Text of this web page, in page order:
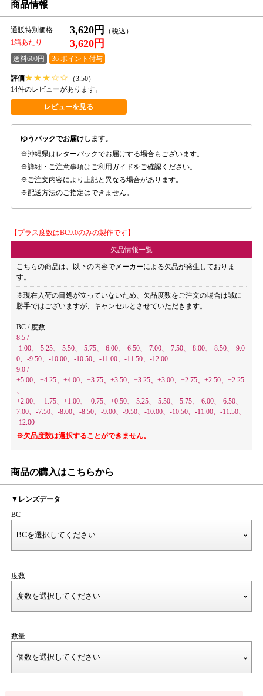
商品情報
通販特別価格 3,620円
1箱あたり 3,620円
送料600円 36 ポイント付与
評価★ ★ ★ ☆ ☆
（3.50）
14件のレビューがあります。
レビューを見る
ゆうパックでお届けします。
沖縄県はレターパックでお届けする場合もございます。
詳細・ご注意事項はご利用ガイドをご確認ください。
ご注文内容により上記と異なる場合があります。
配送方法のご指定はできません。
【プラス度数はBC9.0のみの製作です】
欠品情報一覧
こちらの商品は、以下の内容でメーカーによる欠品が発生しておりま
す。
※現在入荷の目処が立っていないため、欠品度数をご注文の場合は誠に
勝手ではございますが、キャンセルとさせていただきます。
BC / 度数
8.5 /
-1.00、-5.25、-5.50、-5.75、-6.00、-6.50、-7.00、-7.50、-8.00、-8.50、-9.0
0、-9.50、-10.00、-10.50、-11.00、-11.50、-12.00
9.0 /
+5.00、+4.25、+4.00、+3.75、+3.50、+3.25、+3.00、+2.75、+2.50、+2.25
+2.00、+1.75、+1.00、+0.75、+0.50、-5.25、-5.50、-5.75、-6.00、-6.50、-
7.00、-7.50、-8.00、-8.50、-9.00、-9.50、-10.00、-10.50、-11.00、-11.50、
-12.00
※欠品度数は選択することができません。
商品の購入はこちらから
▼レンズデータ
BC
度数
数量